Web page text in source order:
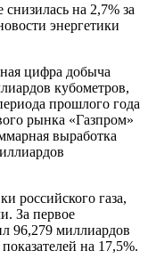
на 2,7% за
энергетики
цифра добыча
кубометров,
прошлого года
рынка «Газпром»
выработка
российского газа,
За первое
96,279 миллиардов
на 17,5%.